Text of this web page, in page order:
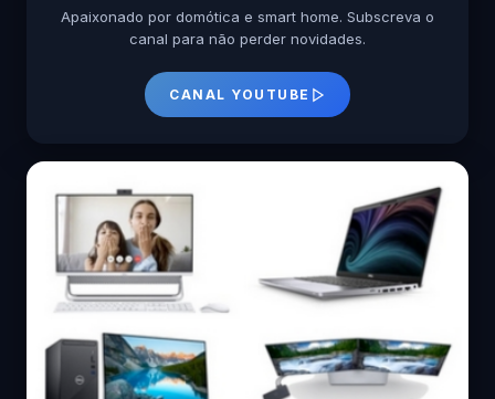
Apaixonado por domótica e smart home. Subscreva o
canal para não perder novidades.
CANAL YOUTUBE